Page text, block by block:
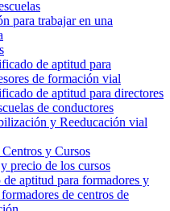
para trabajar en una
de aptitud para
de formación vial
de aptitud para directores
de conductores
y Reeducación vial
y Cursos
precio de los cursos
aptitud para formadores y
de centros de